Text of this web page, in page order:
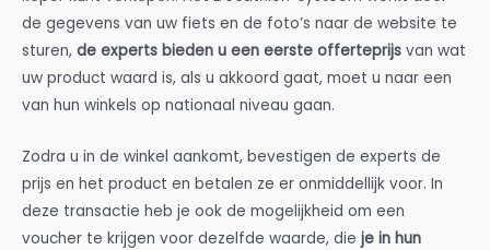
de gegevens van uw fiets en de foto’s naar de website te
sturen, de experts bieden u een eerste offerteprijs van wat
uw product waard is, als u akkoord gaat, moet u naar een
van hun winkels op nationaal niveau gaan.
Zodra u in de winkel aankomt, bevestigen de experts de
prijs en het product en betalen ze er onmiddellijk voor. In
deze transactie heb je ook de mogelijkheid om een
voucher te krijgen voor dezelfde waarde, die je in hun